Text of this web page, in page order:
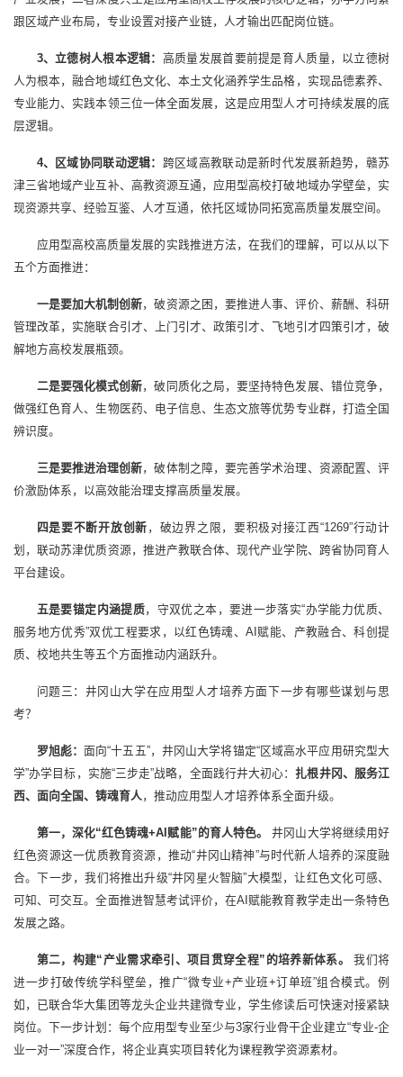
跟区域产业布局，专业设置对接产业链，人才输出匹配岗位链。
3、立德树人根本逻辑： 高质量发展首要前提是育人质量，以立德树
人为根本，融合地域红色文化、本土文化涵养学生品格，实现品德素养、
专业能力、实践本领三位一体全面发展，这是应用型人才可持续发展的底
层逻辑。
4、区域协同联动逻辑： 跨区域高教联动是新时代发展新趋势，赣苏
津三省地域产业互补、高教资源互通，应用型高校打破地域办学壁垒，实
现资源共享、经验互鉴、人才互通，依托区域协同拓宽高质量发展空间。
应用型高校高质量发展的实践推进方法，在我们的理解，可以从以下
五个方面推进：
一是要加大机制创新，破资源之困，要推进人事、评价、薪酬、科研
管理改革，实施联合引才、上门引才、政策引才、飞地引才四策引才，破
解地方高校发展瓶颈。
二是要强化模式创新，破同质化之局，要坚持特色发展、错位竞争，
做强红色育人、生物医药、电子信息、生态文旅等优势专业群，打造全国
辨识度。
三是要推进治理创新，破体制之障，要完善学术治理、资源配置、评
价激励体系，以高效能治理支撑高质量发展。
四是要不断开放创新 ，破边界之限，要积极对接江西“1269”行动计
划，联动苏津优质资源，推进产教联合体、现代产业学院、跨省协同育人
平台建设。
五是要锚定内涵提质，守双优之本，要进一步落实“办学能力优质、
服务地方优秀”双优工程要求，以红色铸魂、AI赋能、产教融合、科创提
质、校地共生等五个方面推动内涵跃升。
问题三：井冈山大学在应用型人才培养方面下一步有哪些谋划与思
考？
罗旭彪：面向“十五五”，井冈山大学将锚定“区域高水平应用研究型大
学”办学目标，实施“三步走”战略，全面践行井大初心：扎根井冈、服务江
西、面向全国、铸魂育人，推动应用型人才培养体系全面升级。
第一，深化“红色铸魂+AI赋能”的育人特色。
井冈山大学将继续用好
红色资源这一优质教育资源，推动“井冈山精神”与时代新人培养的深度融
合。下一步，我们将推出升级“井冈星火智脑”大模型，让红色文化可感、
可知、可交互。全面推进智慧考试评价，在AI赋能教育教学走出一条特色
发展之路。
第二，构建“产业需求牵引、项目贯穿全程”的培养新体系。
我们将
进一步打破传统学科壁垒，推广“微专业+产业班+订单班”组合模式。例
如，已联合华大集团等龙头企业共建微专业，学生修读后可快速对接紧缺
岗位。下一步计划：每个应用型专业至少与3家行业骨干企业建立“专业-企
业一对一”深度合作，将企业真实项目转化为课程教学资源素材。